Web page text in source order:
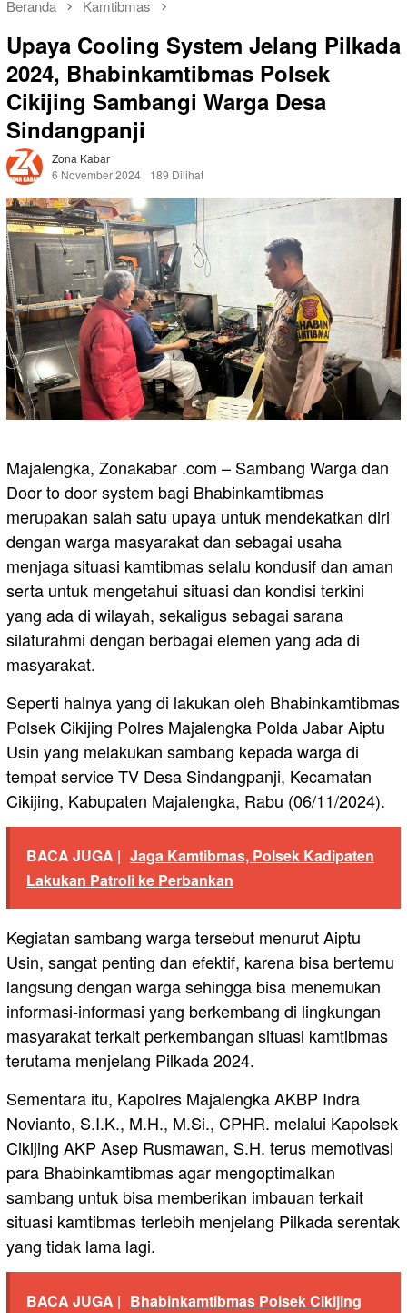
Beranda Kamtibmas
Upaya Cooling System Jelang Pilkada
2024, Bhabinkamtibmas Polsek
Cikijing Sambangi Warga Desa
Sindangpanji
Zona Kabar
6 November 2024
189 Dilihat
Majalengka, Zonakabar .com – Sambang Warga dan
Door to door system bagi Bhabinkamtibmas
merupakan salah satu upaya untuk mendekatkan diri
dengan warga masyarakat dan sebagai usaha
menjaga situasi kamtibmas selalu kondusif dan aman
serta untuk mengetahui situasi dan kondisi terkini
yang ada di wilayah, sekaligus sebagai sarana
silaturahmi dengan berbagai elemen yang ada di
masyarakat.
Seperti halnya yang di lakukan oleh Bhabinkamtibmas
Polsek Cikijing Polres Majalengka Polda Jabar Aiptu
Usin yang melakukan sambang kepada warga di
tempat service TV Desa Sindangpanji, Kecamatan
Cikijing, Kabupaten Majalengka, Rabu (06/11/2024).
BACA JUGA | Jaga Kamtibmas, Polsek Kadipaten
Lakukan Patroli ke Perbankan
Kegiatan sambang warga tersebut menurut Aiptu
Usin, sangat penting dan efektif, karena bisa bertemu
langsung dengan warga sehingga bisa menemukan
informasi-informasi yang berkembang di lingkungan
masyarakat terkait perkembangan situasi kamtibmas
terutama menjelang Pilkada 2024.
Sementara itu, Kapolres Majalengka AKBP Indra
Novianto, S.I.K., M.H., M.Si., CPHR. melalui Kapolsek
Cikijing AKP Asep Rusmawan, S.H. terus memotivasi
para Bhabinkamtibmas agar mengoptimalkan
sambang untuk bisa memberikan imbauan terkait
situasi kamtibmas terlebih menjelang Pilkada serentak
yang tidak lama lagi.
BACA JUGA | Bhabinkamtibmas Polsek Cikijing